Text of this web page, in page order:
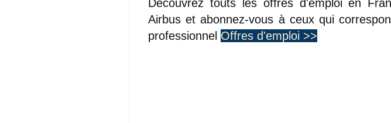
Découvrez touts les offres d'emploi en
Airbus et abonnez-vous à ceux qui
professionnel Offres d'emploi >>